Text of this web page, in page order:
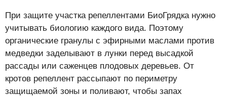
При защите участка репеллентами БиоГрядка нужно
учитывать биологию каждого вида. Поэтому
органические гранулы с эфирными маслами против
медведки заделывают в лунки перед высадкой
рассады или саженцев плодовых деревьев. От
кротов репеллент рассыпают по периметру
защищаемой зоны и поливают, чтобы запах